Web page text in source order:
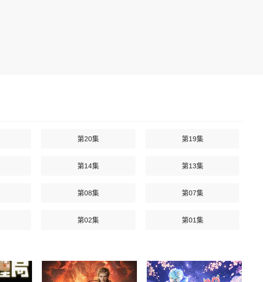
第20集 第19集
第14集 第13集
第08集 第07集
第02集 第01集